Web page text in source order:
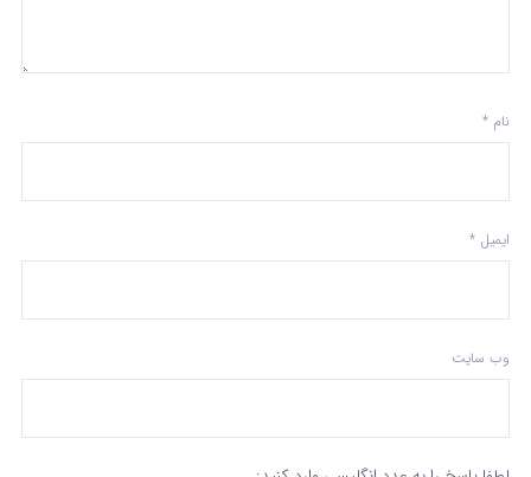
نام *
ایمیل *
وب‌ سایت